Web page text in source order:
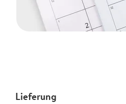
Lieferung